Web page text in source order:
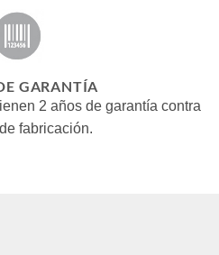
GARANTÍA
2 años de garantía contra
fabricación.